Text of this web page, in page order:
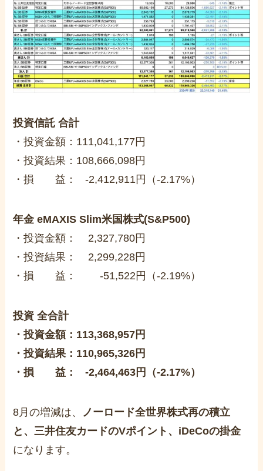
投資信託 合計
・投資金額：111,041,177円
・投資結果：108,666,098円
・損 益： -2,412,911円（-2.17%）
年金 eMAXIS Slim米国株式(S&P500)
・投資金額： 2,327,780円
・投資結果： 2,299,228円
・損 益： -51,522円（-2.19%）
投資 全合計
・投資金額：113,368,957円
・投資結果：110,965,326円
・損 益： -2,464,463円（-2.17%）
8月の増減は、
ノーロード全世界株式再の積立
と、 三井住友カードのVポイント、iDeCoの掛金
になります。